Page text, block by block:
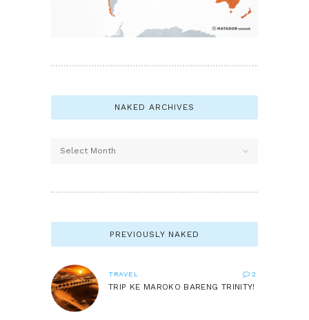
NAKED ARCHIVES
Naked
PREVIOUSLY NAKED
TRAVEL 2
TRIP KE MAROKO BARENG TRINITY!